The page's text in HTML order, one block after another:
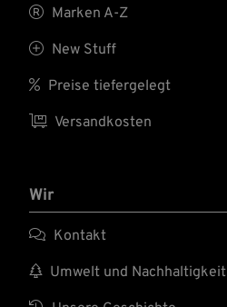
 Marken A-Z
 New Stuff
 Preise tiefergelegt
 Versandkosten
Wir
 Kontakt
 Umwelt und Nachhaltigkeit